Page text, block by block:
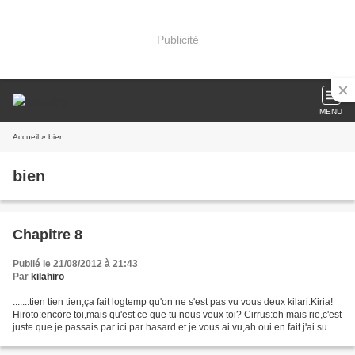
Publicité
MENU
Accueil » bien
bien
Chapitre 8
Publié le 21/08/2012 à 21:43
Par kilahiro
......:tien tien tien,ça fait logtemp qu'on ne s'est pas vu vous deux kilari:Kiria!
Hiroto:encore toi,mais qu'est ce que tu nous veux toi? Cirrus:oh mais rie,c'est
juste que je passais par ici par hasard et je vous ai vu,ah oui en fait j'ai su